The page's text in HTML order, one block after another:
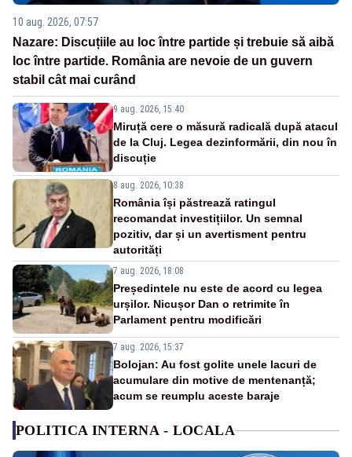
10 aug. 2026, 07:57
Nazare: Discuțiile au loc între partide și trebuie să aibă
loc între partide. România are nevoie de un guvern
stabil cât mai curând
9 aug. 2026, 15:40
Miruță cere o măsură radicală după atacul
de la Cluj. Legea dezinformării, din nou în
discuție
8 aug. 2026, 10:38
România își păstrează ratingul
recomandat investițiilor. Un semnal
pozitiv, dar și un avertisment pentru
autorități
7 aug. 2026, 18:08
Președintele nu este de acord cu legea
urșilor. Nicușor Dan o retrimite în
Parlament pentru modificări
7 aug. 2026, 15:37
Bolojan: Au fost golite unele lacuri de
acumulare din motive de mentenanță;
acum se reumplu aceste baraje
POLITICA INTERNA - LOCALA